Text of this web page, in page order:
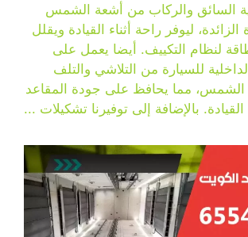
السائق والركاب من أشعة الشمس
ليوفر راحة أثناء القيادة ويقلل
لنظام التكييف. أيضا يعمل على
للسيارة من التلاشي والتلف
الشمس، مما يحافظ على جودة المقاعد
بالإضافة إلى توفيرنا تشكيلات ...